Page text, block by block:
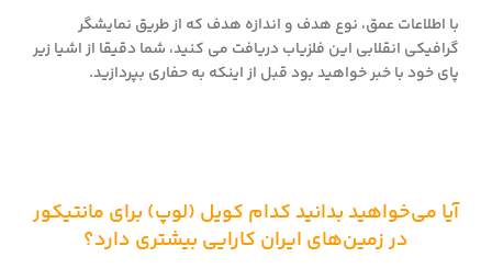
با اطلاعات عمق، نوع هدف و اندازه هدف که از طریق نمایشگر
گرافیکی انقلابی این فلزیاب دریافت می کنید، شما دقیقا از اشیا زیر
پای خود با خبر خواهید بود قبل از اینکه به حفاری بپردازید.
آیا می‌خواهید بدانید کدام کویل (لوپ) برای مانتیکور
در زمین‌های ایران کارایی بیشتری دارد؟